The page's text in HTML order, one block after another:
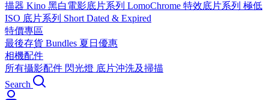
描器 Kino 黑白電影底片系列 LomoChrome 特效底片系列 極低
ISO 底片系列 Short Dated & Expired
特價專區
最後存貨 Bundles 夏日優惠
相機配件
所有攝影配件 閃光燈 底片沖洗及掃描
Search